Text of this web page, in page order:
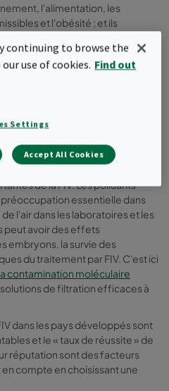
l'alimentation, les
et l'obésité ; et ils
se développer depuis la
en 1978
. Pour la décrire
de fécondation consistant à
« transfert d'embryon »,
l'embryon dans l'utérus.
de la FIV. Les polluants
essentielle dans
l'air dans les laboratoires et les
peut avoir des effets
embryons, la survie des
du traitement par FIV. C'est ici
contamination moléculaire
de filtration efficaces à
dans les pays développés sont
et le « taux de réussite » de
réputation sont des facteurs
compte en choisissant une
continuing to browse the
use of cookies. Find out
Settings
Accept All Cookies